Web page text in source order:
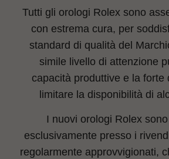
Tutti gli orologi Rolex sono
con estrema cura, per
standard di qualità del
simile livello di attenzione
capacità produttive e la forte
limitare la disponibilità di
I nuovi orologi Rolex
esclusivamente presso i
regolarmente approvvigionati,